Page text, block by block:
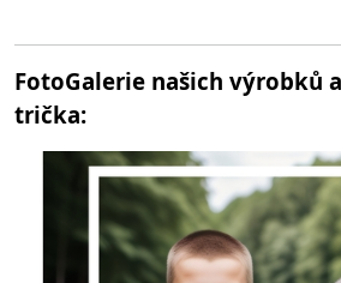
FotoGalerie našich výrobků
trička: